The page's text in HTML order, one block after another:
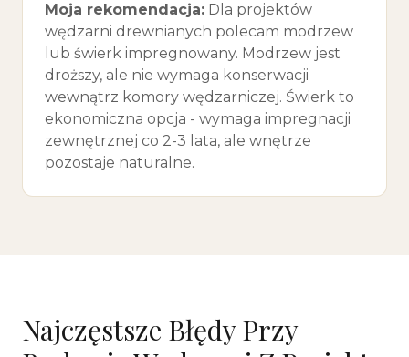
Moja rekomendacja: Dla projektów
wędzarni drewnianych polecam modrzew
lub świerk impregnowany. Modrzew jest
droższy, ale nie wymaga konserwacji
wewnątrz komory wędzarniczej. Świerk to
ekonomiczna opcja - wymaga impregnacji
zewnętrznej co 2-3 lata, ale wnętrze
pozostaje naturalne.
Najczęstsze Błędy Przy